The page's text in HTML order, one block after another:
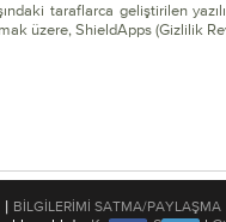
taraflarca geliştirilen
üzere, ShieldApps (Gizlilik
| BILGILERIMI SATMA/PAYLAŞMA